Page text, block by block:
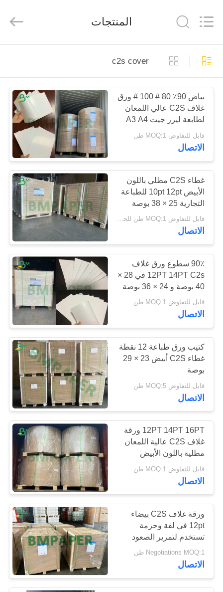
منزل،
بيت
منتجات
معلومات
جولة
المعمل
مراقبة
الجودة
اتصل
أخبار
حالات
خريطة
الموقع
PRIVACY
POLICY
CO.,
LTD..
Reserved.
المنتجات
c2s cover
بياض 90٪ 80 # 100 # ورق
غلاف C2S عالي اللمعان
لطابعة ليزر جيت A3 A4
قابل للتفاوض MOQ:1 طن
الاتصال
غطاء C2S مطلي باللون
الأبيض 10pt 12pt للطباعة
التجارية 25 × 38 بوصة
قابل للتفاوض MOQ:1 طن للحجم المشترك و 10 طن للحجم الخاص
الاتصال
90٪ سطوع ورق غلاف
12PT 14PT C2s في 28 ×
40 بوصة و 24 × 36 بوصة
قابل للتفاوض MOQ:1 طن
الاتصال
كتيب ورق طباعة 12 نقطة
غطاء C2S أبيض 23 × 29
بوصة
قابل للتفاوض MOQ:5 طن
الاتصال
12PT 14PT 16PT ورقة
غلاف C2S عالية اللمعان
مطلية باللون الأبيض
بوصة
قابل للتفاوض MOQ:1 طن
الاتصال
ورقة غلاف C2S بيضاء
12pt في لفة وحزمة
تستخدم لتمرير الصعود
Negotiations MOQ:1 طن
الاتصال